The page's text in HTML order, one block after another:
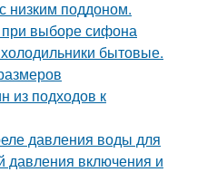
низким поддоном.
выборе сифона
бытовые.
из подходов к
давления воды для
давления включения и